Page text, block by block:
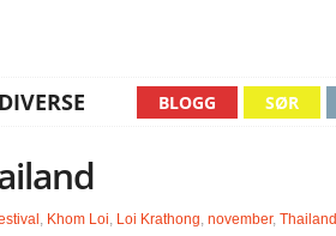
SØR
BLOGG
, Khom Loi, Loi Krathong, november, Thailand